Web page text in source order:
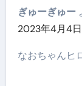
ぎゅーぎゅー
2023年4月4
なおちゃんヒ